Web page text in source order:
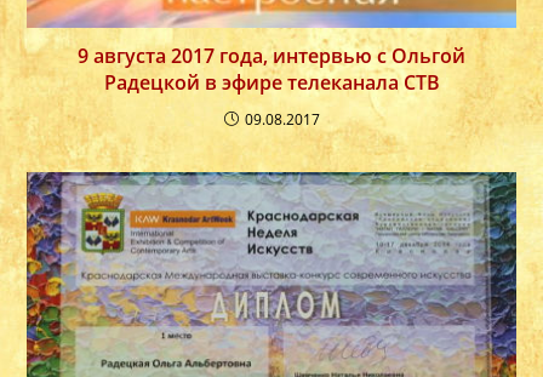
9 августа 2017 года, интервью с Ольгой
Радецкой в эфире телеканала СТВ
09.08.2017